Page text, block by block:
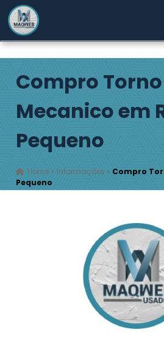
Compro Torno
Mecanico em
Pequeno
Home » Informações » Compro
Pequeno